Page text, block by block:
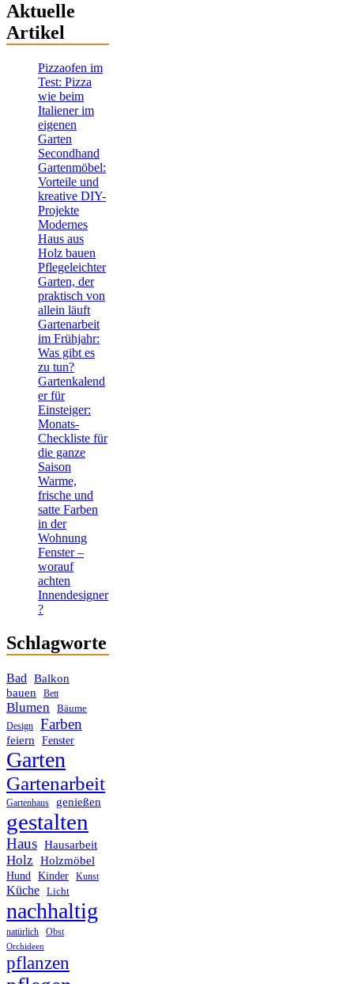
Aktuelle
Artikel
Pizzaofen im
Test: Pizza
wie beim
Italiener im
eigenen
Garten
Secondhand
Gartenmöbel:
Vorteile und
kreative DIY-
Projekte
Modernes
Haus aus
Holz bauen
Pflegeleichter
Garten, der
praktisch von
allein läuft
Gartenarbeit
im Frühjahr:
Was gibt es
zu tun?
Gartenkalend
er für
Einsteiger:
Monats-
Checkliste für
die ganze
Saison
Warme,
frische und
satte Farben
in der
Wohnung
Fenster –
worauf
achten
Innendesigner
?
Schlagworte
Bad
Balkon
bauen
Bett
Blumen Bäume
Design Farben
feiern Fenster
Garten
Gartenarbeit
Gartenhaus genießen
gestalten
Haus Hausarbeit
Holz Holzmöbel
Hund Kinder Kunst
Küche Licht
nachhaltig
natürlich Obst
Orchideen
pflanzen